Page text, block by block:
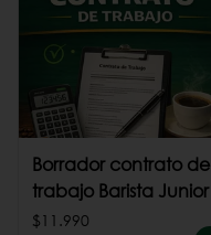
Borrador contrato de
trabajo Barista Junior
$11.990